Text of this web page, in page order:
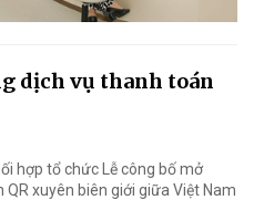
dịch vụ thanh toán
hợp tổ chức Lễ công bố mở
xuyên biên giới giữa Việt Nam